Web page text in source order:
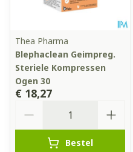
Thea Pharma
Blephaclean Geimpreg.
Steriele Kompressen
Ogen 30
€ 18,27
Bestel